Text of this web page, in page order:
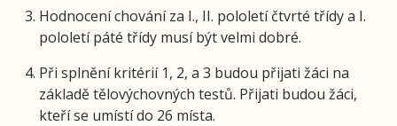
Hodnocení chování za I., II. pololetí čtvrté třídy a I.
pololetí páté třídy musí být velmi dobré.
Při splnění kritérií 1, 2, a 3 budou přijati žáci na
základě tělovýchovných testů. Přijati budou žáci,
kteří se umístí do 26 místa.